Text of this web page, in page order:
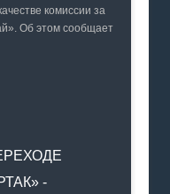
комиссии за
Об этом сообщает
-